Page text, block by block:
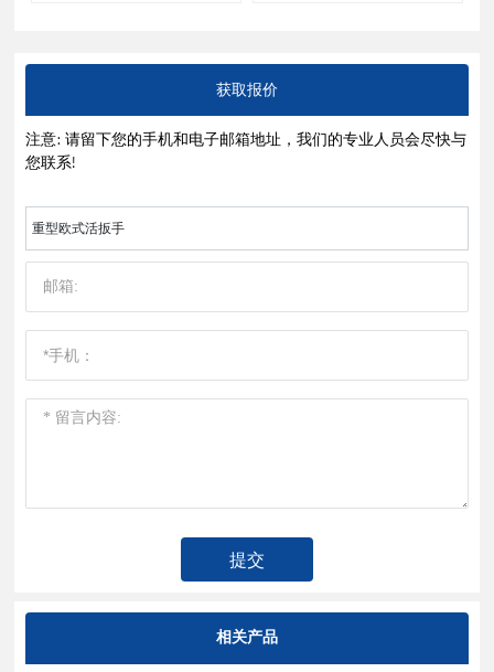
获取报价
注意: 请留下您的手机和电子邮箱地址，我们的专业人员会尽快与
您联系!
重型欧式活扳手
提交
相关产品